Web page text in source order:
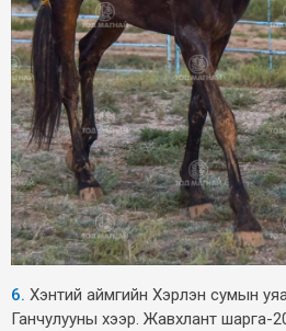
6. Хэнтий аймгийн Хэрлэн сумын
Ганчулууны хээр. Жавхлант шарга-